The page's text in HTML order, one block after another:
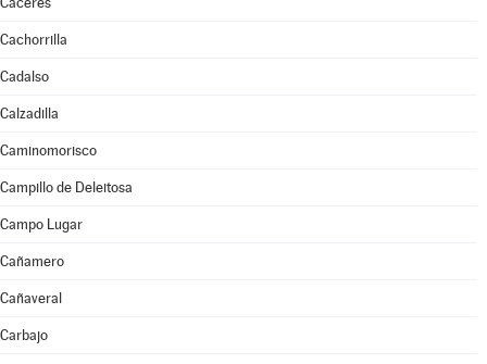
Cachorrilla
Cadalso
Calzadilla
Caminomorisco
Campillo de Deleitosa
Campo Lugar
Cañamero
Cañaveral
Carbajo